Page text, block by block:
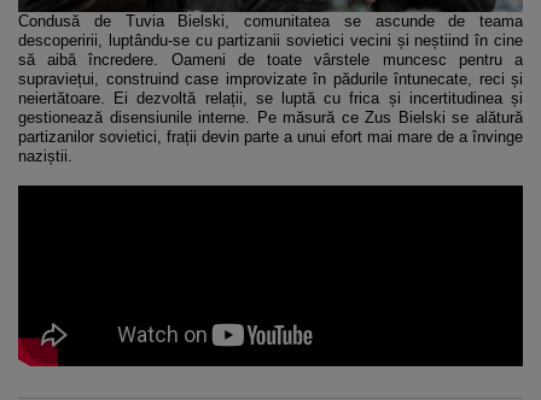
Condusă de Tuvia Bielski, comunitatea se ascunde de teama
descoperirii, luptându-se cu partizanii sovietici vecini și neștiind în cine
să aibă încredere. Oameni de toate vârstele muncesc pentru a
supraviețui, construind case improvizate în pădurile întunecate, reci și
neiertătoare. Ei dezvoltă relații, se luptă cu frica și incertitudinea și
gestionează disensiunile interne. Pe măsură ce Zus Bielski se alătură
partizanilor sovietici, frații devin parte a unui efort mai mare de a învinge
naziștii.